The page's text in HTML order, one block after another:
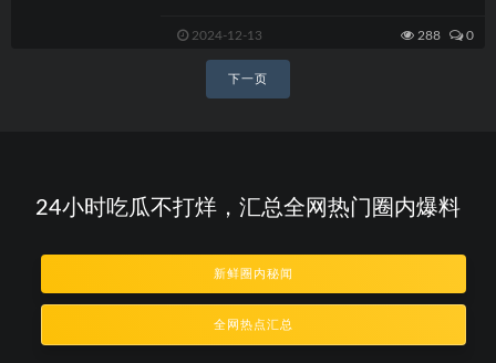
2024-12-13 288 0
下一页
24小时吃瓜不打烊，汇总全网热门圈内爆料
新鲜圈内秘闻
全网热点汇总